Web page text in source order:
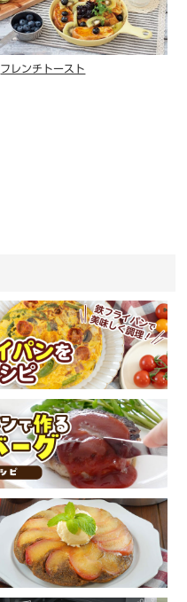
フレンチトースト